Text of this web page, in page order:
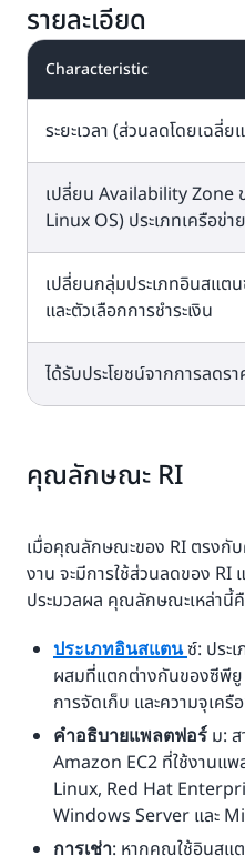
รายละเอียด
Characteristic
ระยะเวลา (ส่วนลดโดยเฉลี่
Standard
1 ปี (40%) 3 ปี (60%)
เปลี่ยน Availability Zone
Linux OS) ประเภทเครือข่าย
Standard
ModifyReservedInstances
API และ Console)
เปลี่ยนกลุ่มประเภทอินสแต
และตัวเลือกการชำระเงิน
Standard
ได้รับประโยชน์จากการลดรา
คุณลักษณะ RI
เมื่อคุณลักษณะของ RI ตรงกั
งาน จะมีการใช้ส่วนลดของ RI
ประมวลผล คุณลักษณะเหล่านี้
ประเภทอินสแตนซ์: ประ
ผสมที่แตกต่างกันของซีพียู
การจัดเก็บ และความจุเค
คำอธิบายแพลตฟอร์ ม:
Amazon EC2 ที่ใช้งานแ
Linux, Red Hat
Windows Server และ
การเช่า: หากคุณใช้อินสแ